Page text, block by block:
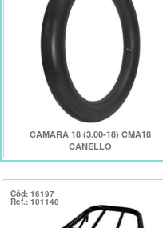
CAMARA 18 (3.00-18) CMA18
CANELLO
Cód: 16197
Ref.: 101148